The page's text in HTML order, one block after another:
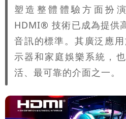
塑造整體體驗方面扮
HDMI® 技術已成為提供
音訊的標準。其廣泛應
示器和家庭娛樂系統，
活、最可靠的介面之一。